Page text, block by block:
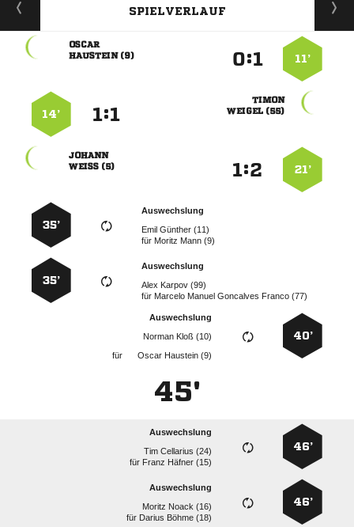
SPIELVERLAUF
11’
:

 

 
:
14’
21’
:

 
Auswechslung
  
für   
35’
Auswechslung
  
für     
35’
40’
Auswechslung
  
für
  
45'
46’
Auswechslung
  
für   
46’
Auswechslung
  
für   